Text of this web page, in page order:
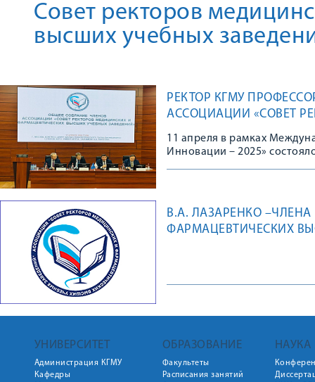
Совет ректоров
высших учебных
РЕКТОР КГМУ
АССОЦИАЦИИ «СОВЕТ
ВЫСШИХ УЧЕБНЫХ
11 апреля в рамках
Инновации – 2025»
В.А. ЛАЗАРЕНКО
ФАРМАЦЕВТИЧЕСКИХ
УНИВЕРСИТЕТ
Администрация КГМУ
Кафедры
ОБРАЗОВАНИЕ
Факультеты
Расписания занятий
НАУКА